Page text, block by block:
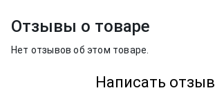
Отзывы о товаре
Нет отзывов об этом товаре.
Написать отзыв